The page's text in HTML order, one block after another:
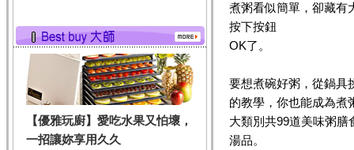
蛋白質、脂肪、醣類...
迷迭香
迷迭香 裡頭含有咖啡
酸、迷迭香酸、植物...
咖啡
咖啡中的咖啡因會刺激
中樞神經系統，特別...
【優雅玩廚】愛吃水果又怕壞，
一招讓妳享用久久
煮粥看似簡單，卻藏有
按下按鈕
OK了。
要想煮碗好粥，從鍋具
的教學，你也能成為煮
大類別共99道美味粥
湯品。